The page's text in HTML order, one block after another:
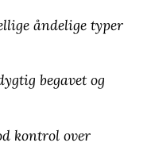
åndelige typer
begavet og
kontrol over